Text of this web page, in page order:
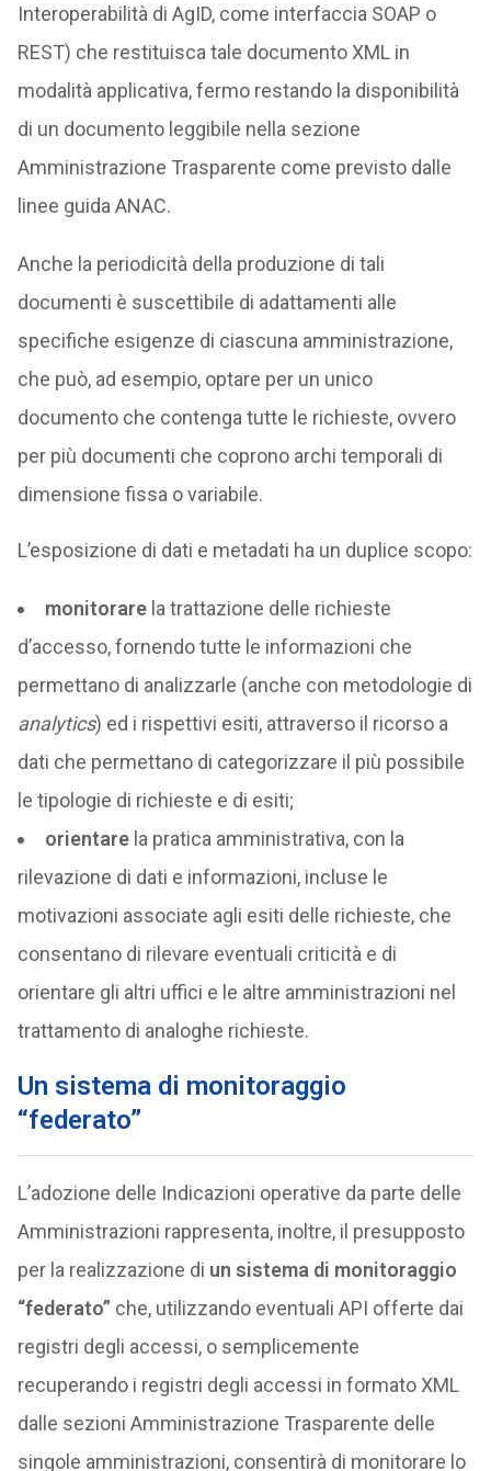
Interoperabilità di AgID, come interfaccia SOAP o
REST) che restituisca tale documento XML in
modalità applicativa, fermo restando la disponibilità
di un documento leggibile nella sezione
Amministrazione Trasparente come previsto dalle
linee guida ANAC.
Anche la periodicità della produzione di tali
documenti è suscettibile di adattamenti alle
specifiche esigenze di ciascuna amministrazione,
che può, ad esempio, optare per un unico
documento che contenga tutte le richieste, ovvero
per più documenti che coprono archi temporali di
dimensione fissa o variabile.
L’esposizione di dati e metadati ha un duplice scopo:
monitorarela trattazione delle richieste
d’accesso, fornendo tutte le informazioni che
permettano di analizzarle (anche con metodologie di
analytics) ed i rispettivi esiti, attraverso il ricorso a
dati che permettano di categorizzare il più possibile
le tipologie di richieste e di esiti;
orientarela pratica amministrativa, con la
rilevazione di dati e informazioni, incluse le
motivazioni associate agli esiti delle richieste, che
consentano di rilevare eventuali criticità e di
orientare gli altri uffici e le altre amministrazioni nel
trattamento di analoghe richieste.
Un sistema di monitoraggio
“federato”
L’adozione delle Indicazioni operative da parte delle
Amministrazioni rappresenta, inoltre, il presupposto
per la realizzazione di un sistema di monitoraggio
“federato” che, utilizzando eventuali API offerte dai
registri degli accessi, o semplicemente
recuperando i registri degli accessi in formato XML
dalle sezioni Amministrazione Trasparente delle
singole amministrazioni, consentirà di monitorare lo